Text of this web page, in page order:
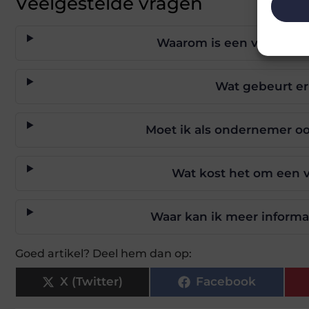
Waarom is een
Wat gebeurt
Moet ik als ondernemer
Wat kost het om een
Waar kan ik meer
Goed artikel? Deel hem dan op:
X (Twitter) Facebook